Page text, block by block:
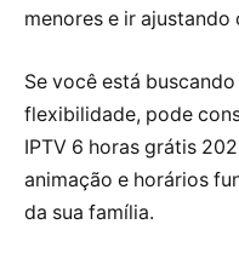
menores e ir
Se você está
flexibilidade, pode
IPTV 6 horas grátis
animação e horários
da sua família.